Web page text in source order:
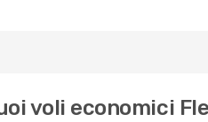
voli economici